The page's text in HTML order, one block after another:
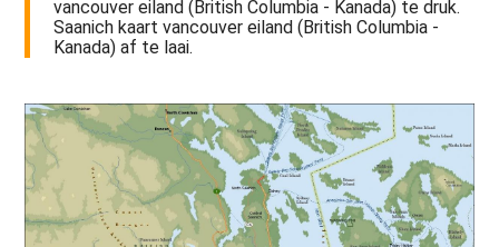
vancouver eiland (British Columbia - Kanada) te druk.
Saanich kaart vancouver eiland (British Columbia -
Kanada) af te laai.